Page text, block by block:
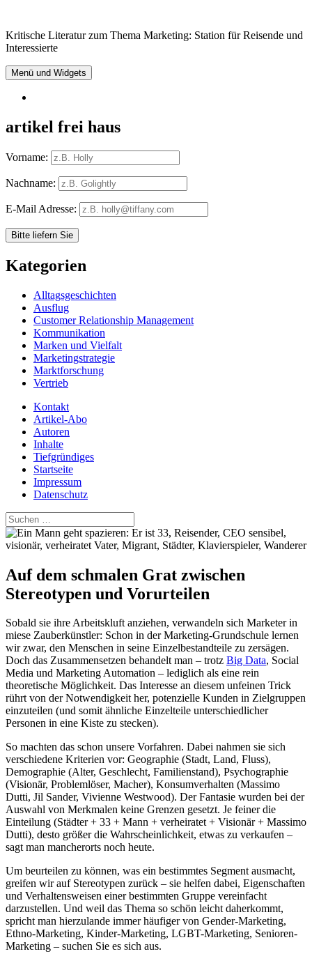
Inhalt
Kritische Literatur zum Thema Marketing: Station für Reisende und
Interessierte
Menü und Widgets
artikel frei haus
Vorname:
Nachname:
E-Mail Adresse:
Kategorien
Alltagsgeschichten
Ausflug
Customer Relationship Management
Kommunikation
Marken und Vielfalt
Marketingstrategie
Marktforschung
Vertrieb
Kontakt
Artikel-Abo
Autoren
Inhalte
Tiefgründiges
Startseite
Impressum
Datenschutz
Suchen
nach:
Auf dem schmalen Grat zwischen
Stereotypen und Vorurteilen
Sobald sie ihre Arbeitskluft anziehen, verwandeln sich Marketer in
miese Zauberkünstler: Schon in der Marketing-Grundschule lernen
wir zwar, den Menschen in seine Einzelbestandteile zu zersägen.
Doch das Zusammensetzen behandelt man – trotz Big Data, Social
Media und Marketing Automation – lediglich als eine rein
theoretische Möglichkeit. Das Interesse an diesem unfeinen Trick
rührt von der Notwendigkeit her, potenzielle Kunden in Zielgruppen
einzuteilen (und somit ähnliche Einzelteile unterschiedlicher
Personen in eine Kiste zu stecken).
So machten das schon unsere Vorfahren. Dabei nahmen sie sich
verschiedene Kriterien vor: Geographie (Stadt, Land, Fluss),
Demographie (Alter, Geschlecht, Familienstand), Psychographie
(Visionär, Problemlöser, Macher), Konsumverhalten (Massimo
Dutti, Jil Sander, Vivienne Westwood). Der Fantasie wurden bei der
Auswahl von Merkmalen keine Grenzen gesetzt. Je feiner die
Einteilung (Städter + 33 + Mann + verheiratet + Visionär + Massimo
Dutti), desto größer die Wahrscheinlichkeit, etwas zu verkaufen –
sagt man mancherorts noch heute.
Um beurteilen zu können, was ein bestimmtes Segment ausmacht,
greifen wir auf Stereotypen zurück – sie helfen dabei, Eigenschaften
und Verhaltensweisen einer bestimmten Gruppe vereinfacht
darzustellen. Und weil das Thema so schön leicht daherkommt,
spricht man hierzulande immer häufiger von Gender-Marketing,
Ethno-Marketing, Kinder-Marketing, LGBT-Marketing, Senioren-
Marketing – suchen Sie es sich aus.